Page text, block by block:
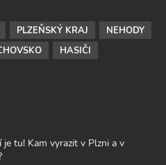
PLZEŇSKÝ KRAJ
NEHODY
HASIČI
tu! Kam vyrazit v Plzni a v